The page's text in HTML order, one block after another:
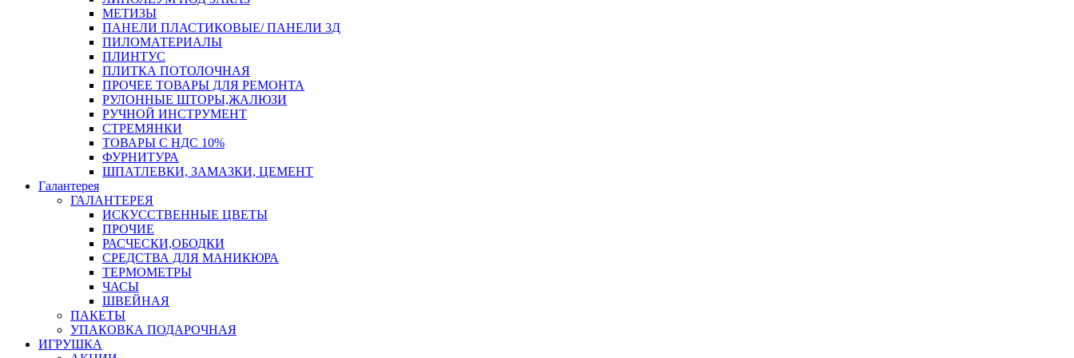
МЕТИЗЫ
ПАНЕЛИ ПЛАСТИКОВЫЕ/ ПАНЕЛИ 3Д
ПИЛОМАТЕРИАЛЫ
ПЛИНТУС
ПЛИТКА ПОТОЛОЧНАЯ
ПРОЧЕЕ ТОВАРЫ ДЛЯ РЕМОНТА
РУЛОННЫЕ ШТОРЫ,ЖАЛЮЗИ
РУЧНОЙ ИНСТРУМЕНТ
СТРЕМЯНКИ
ТОВАРЫ С НДС 10%
ФУРНИТУРА
ШПАТЛЕВКИ, ЗАМАЗКИ, ЦЕМЕНТ
Галантерея
ГАЛАНТЕРЕЯ
ИСКУССТВЕННЫЕ ЦВЕТЫ
ПРОЧИЕ
РАСЧЕСКИ,ОБОДКИ
СРЕДСТВА ДЛЯ МАНИКЮРА
ТЕРМОМЕТРЫ
ЧАСЫ
ШВЕЙНАЯ
ПАКЕТЫ
УПАКОВКА ПОДАРОЧНАЯ
ИГРУШКА